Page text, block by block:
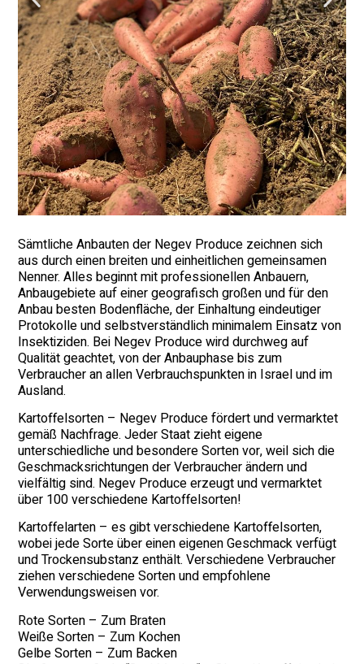
Sämtliche Anbauten der Negev Produce zeichnen sich
aus durch einen breiten und einheitlichen gemeinsamen
Nenner. Alles beginnt mit professionellen Anbauern,
Anbaugebiete auf einer geografisch großen und für den
Anbau besten Bodenfläche, der Einhaltung eindeutiger
Protokolle und selbstverständlich minimalem Einsatz von
Insektiziden. Bei Negev Produce wird durchweg auf
Qualität geachtet, von der Anbauphase bis zum
Verbraucher an allen Verbrauchspunkten in Israel und im
Ausland.
Kartoffelsorten – Negev Produce fördert und vermarktet
gemäß Nachfrage. Jeder Staat zieht eigene
unterschiedliche und besondere Sorten vor, weil sich die
Geschmacksrichtungen der Verbraucher ändern und
vielfältig sind. Negev Produce erzeugt und vermarktet
über 100 verschiedene Kartoffelsorten!
Kartoffelarten – es gibt verschiedene Kartoffelsorten,
wobei jede Sorte über einen eigenen Geschmack verfügt
und Trockensubstanz enthält. Verschiedene Verbraucher
ziehen verschiedene Sorten und empfohlene
Verwendungsweisen vor.
Rote Sorten – Zum Braten
Weiße Sorten – Zum Kochen
Gelbe Sorten – Zum Backen